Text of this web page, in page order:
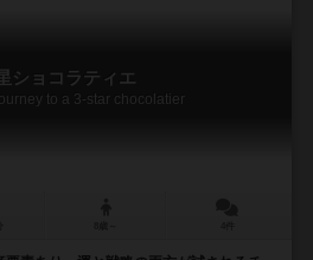
ショコラティエ
to a 3-star chocolatier